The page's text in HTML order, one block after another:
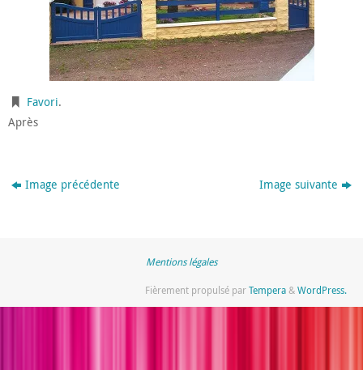
Favori.
Après
Image précédente Image suivante
Mentions légales
Fièrement propulsé parTempera&WordPress.